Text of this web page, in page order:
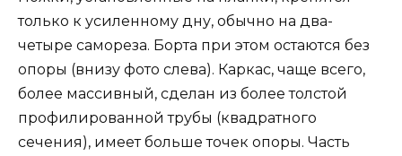
только к усиленному дну, обычно на два-
четыре самореза. Борта при этом остаются без
опоры (внизу фото слева). Каркас, чаще всего,
более массивный, сделан из более толстой
профилированной трубы (квадратного
сечения), имеет больше точек опоры. Часть